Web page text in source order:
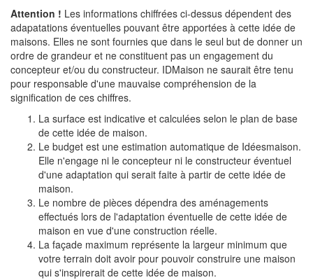
Attention ! Les informations chiffrées ci-dessus dépendent des
adapatations éventuelles pouvant être apportées à cette idée de
maisons. Elles ne sont fournies que dans le seul but de donner un
ordre de grandeur et ne constituent pas un engagement du
concepteur et/ou du constructeur. IDMaison ne saurait être tenu
pour responsable d'une mauvaise compréhension de la
signification de ces chiffres.
La surface est indicative et calculées selon le plan de base
de cette idée de maison.
Le budget est une estimation automatique de Idéesmaison.
Elle n'engage ni le concepteur ni le constructeur éventuel
d'une adaptation qui serait faite à partir de cette idée de
maison.
Le nombre de pièces dépendra des aménagements
effectués lors de l'adaptation éventuelle de cette idée de
maison en vue d'une construction réelle.
La façade maximum représente la largeur minimum que
votre terrain doit avoir pour pouvoir construire une maison
qui s'inspirerait de cette idée de maison.